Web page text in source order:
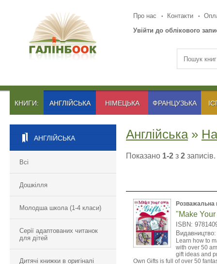
Про нас Контакти
Увійти до облікового
КНИГИ: АНГЛІЙСЬКА НІМЕЦЬКА ФРАНЦУЗЬКА
АНГЛІЙСЬКА
Всі
Дошкілля
Молодша школа (1-4 класи)
Серії адаптованих читанок
для дітей
Дитячі книжки в оригіналі
Англійська»
Показано 1-2 з 2 записів.
Розважальна
"Make
ISBN:
Learn how to
with over 50
gift ideas and
Own Gifts is full of over 50